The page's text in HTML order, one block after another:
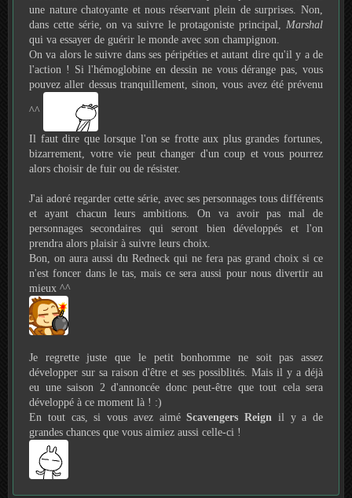
une nature chatoyante et nous réservant plein de surprises. Non,
dans cette série, on va suivre le protagoniste principal, Marshal
qui va essayer de guérir le monde avec son champignon.
On va alors le suivre dans ses péripéties et autant dire qu'il y a de
l'action ! Si l'hémoglobine en dessin ne vous dérange pas, vous
pouvez aller dessus tranquillement, sinon, vous avez été prévenu
^^
Il faut dire que lorsque l'on se frotte aux plus grandes fortunes,
bizarrement, votre vie peut changer d'un coup et vous pourrez
alors choisir de fuir ou de résister.
J'ai adoré regarder cette série, avec ses personnages tous différents
et ayant chacun leurs ambitions. On va avoir pas mal de
personnages secondaires qui seront bien développés et l'on
prendra alors plaisir à suivre leurs choix.
Bon, on aura aussi du Redneck qui ne fera pas grand choix si ce
n'est foncer dans le tas, mais ce sera aussi pour nous divertir au
mieux ^^
Je regrette juste que le petit bonhomme ne soit pas assez
développer sur sa raison d'être et ses possiblités. Mais il y a déjà
eu une saison 2 d'annoncée donc peut-être que tout cela sera
développé à ce moment là ! :)
En tout cas, si vous avez aiméScavengers Reign il y a de
grandes chances que vous aimiez aussi celle-ci !